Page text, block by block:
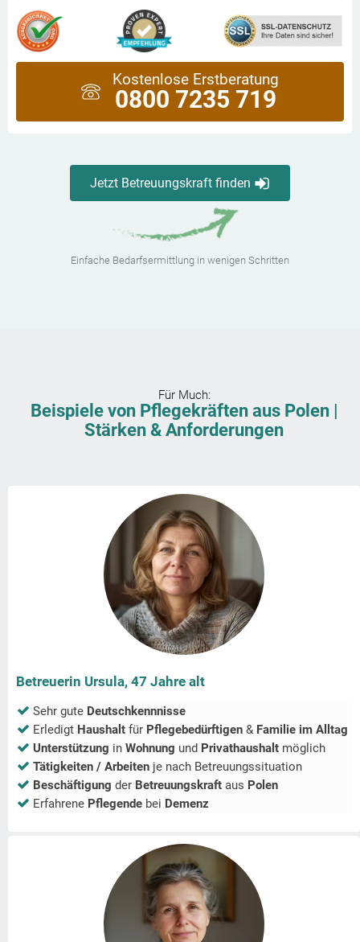
Kostenlose Erstberatung
0800 7235 719
Jetzt Betreuungskraft finden
Einfache Bedarfsermittlung in wenigen Schritten
Für Much:
Beispiele von Pflegekräften aus Polen |
Stärken & Anforderungen
Betreuerin Ursula, 47 Jahre alt
Sehr gute Deutschkennnisse
Erledigt Haushalt für Pflegebedürftigen & Familie im Alltag
Unterstützung in Wohnung und Privathaushalt möglich
Tätigkeiten / Arbeiten je nach Betreuungssituation
Beschäftigung der Betreuungskraft aus Polen
Erfahrene Pflegende bei Demenz